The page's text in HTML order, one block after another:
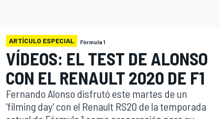
ARTÍCULO ESPECIAL Fórmula 1
VÍDEOS: EL TEST DE ALONSO
CON EL RENAULT 2020 DE F1
Fernando Alonso disfrutó este martes de un
'filming day' con el Renault RS20 de la temporada